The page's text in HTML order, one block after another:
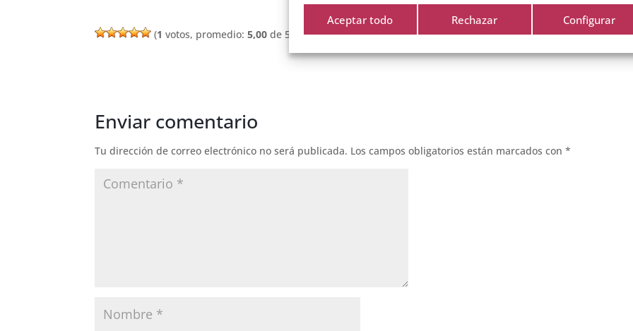
Aceptar todo Rechazar Configurar
(1 votos, promedio:5,00 de 5)
Enviar comentario
Tu dirección de correo electrónico no será publicada. Los campos obligatorios están marcados con*